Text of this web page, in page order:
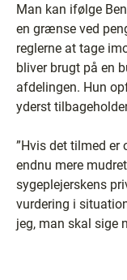
Man kan ifølge
en grænse ved
reglerne at tage
bliver brugt på en
afdelingen. Hun
yderst
”Hvis det tilmed er
endnu mere
sygeplejerskens
vurdering i
jeg, man skal sige